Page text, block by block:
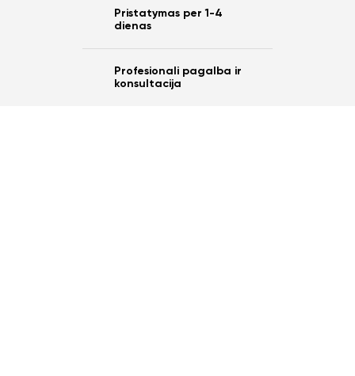
Pristatymas per 1-4
dienas
Profesionali pagalba ir
konsultacija